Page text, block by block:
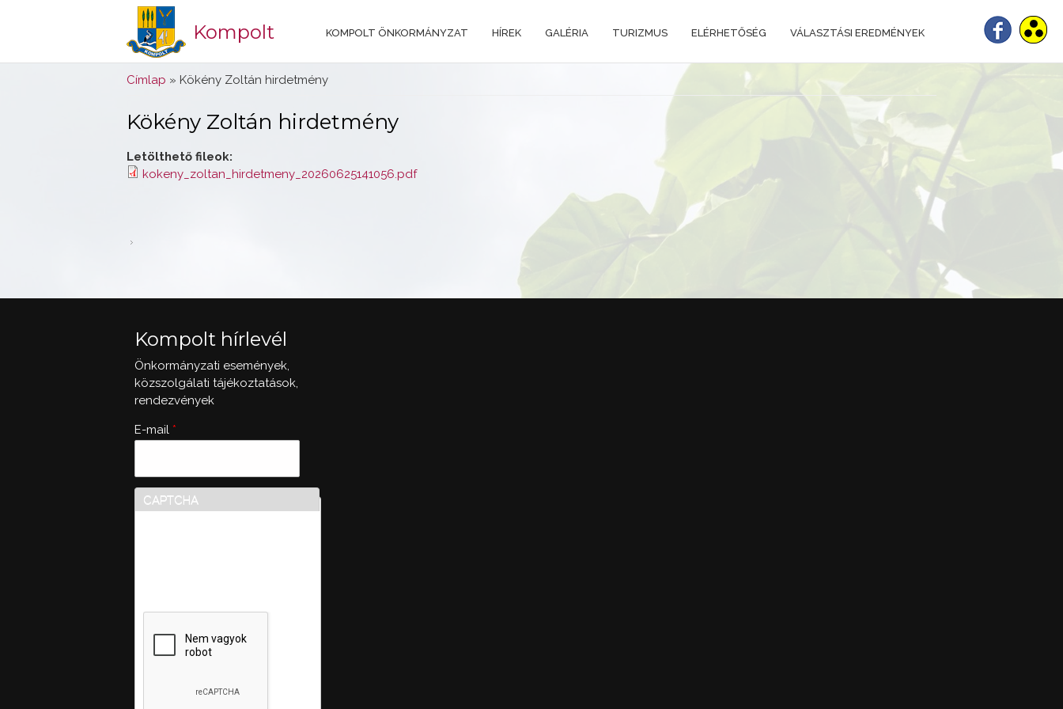
Kompolt KOMPOLT ÖNKORMÁNYZAT HÍREK GALÉRIA TURIZMUS ELÉRHETŐSÉG VÁLASZTÁSI EREDMÉNYEK
Jelenlegi hely
Címlap » Kökény Zoltán hirdetmény
Kökény Zoltán hirdetmény
Letölthető fileok:
kokeny_zoltan_hirdetmeny_20260625141056.pdf
Kompolt hírlevél
Önkormányzati események,
közszolgálati tájékoztatások,
rendezvények
E-mail *
CAPTCHA